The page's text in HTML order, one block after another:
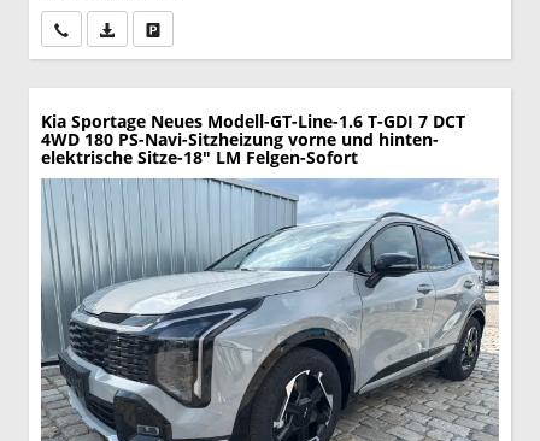
Wir rufen Sie anPDF-Datei, Fahrzeugexposé drucken
Kia Sportage Neues Modell-GT-Line-1.6 T-GDI 7 DCT
4WD 180 PS-Navi-Sitzheizung vorne und hinten-
elektrische Sitze-18" LM Felgen-Sofort